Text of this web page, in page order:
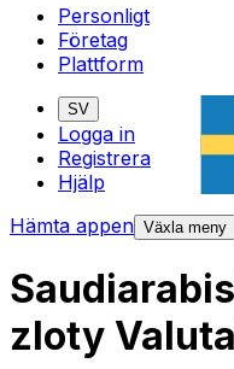
Personligt
Företag
Plattform
SV
Logga in
Registrera
Hjälp
Hämta appen Växla meny
zloty